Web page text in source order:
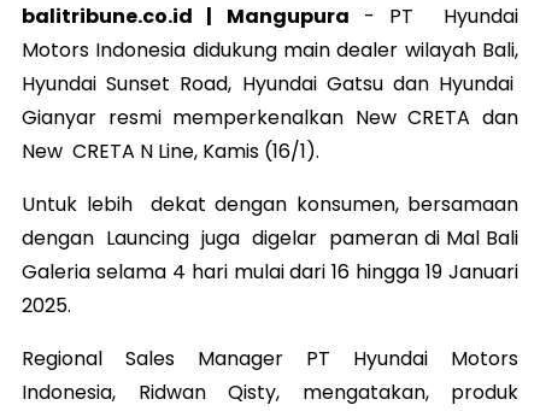
balitribune.co.id | Mangupura - PT Hyundai
Motors Indonesia didukung main dealer wilayah Bali,
Hyundai Sunset Road, Hyundai Gatsu dan Hyundai
Gianyar resmi memperkenalkan New CRETA dan
New CRETA N Line, Kamis (16/1).
Untuk lebih dekat dengan konsumen, bersamaan
dengan Launcing juga digelar pameran di Mal Bali
Galeria selama 4 hari mulai dari 16 hingga 19 Januari
2025.
Regional Sales Manager PT Hyundai Motors
Indonesia, Ridwan Qisty, mengatakan, produk